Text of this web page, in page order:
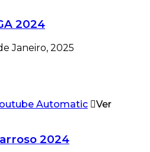
2024
Janeiro, 2025
Ver
2024